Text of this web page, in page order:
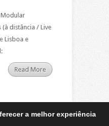
distância / Live
Lisboa e
Read More
a melhor experiência